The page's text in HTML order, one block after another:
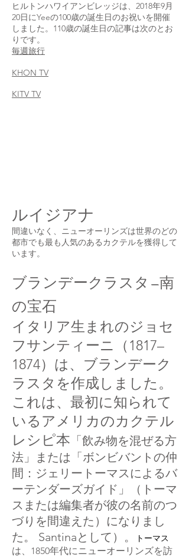
ヒルトンハワイアンビレッジは、2018年9月
20日にYeeの100歳の誕生日のお祝いを開催
しました。110歳の誕生日の記事は次のとお
りです。
毎週旅行
KHON TV
KITV TV
ルイジアナ
間違いなく、ニューオーリンズは世界のどの
都市でも最も人気のあるカクテルを獲得して
います。
ブランデークラスタ—南
の宝石
イタリア生まれのジョセ
フサンティーニ（1817–
1874）は、ブランデーク
ラスタを作成しました。
これは、最初に知られて
いるアメリカのカクテル
レシピ本 「飲み物を混ぜる方
法」または「ボンビバントの仲
間：ジェリートーマスによるバ
ーテンダーズガイド」（トーマ
スまたは編集者が彼の名前のつ
づりを間違えた）になりまし
た。 Santinaとして）。
トーマス
は、1850年代にニューオーリンズを訪